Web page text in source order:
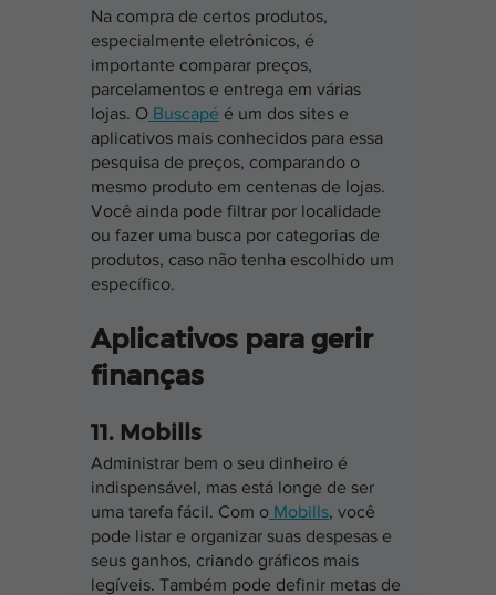
Na compra de certos produtos,
especialmente eletrônicos, é
importante comparar preços,
parcelamentos e entrega em várias
lojas. O Buscapé é um dos sites e
aplicativos mais conhecidos para essa
pesquisa de preços, comparando o
mesmo produto em centenas de lojas.
Você ainda pode filtrar por localidade
ou fazer uma busca por categorias de
produtos, caso não tenha escolhido um
específico.
Aplicativos para gerir
finanças
11. Mobills
Administrar bem o seu dinheiro é
indispensável, mas está longe de ser
uma tarefa fácil. Com o Mobills, você
pode listar e organizar suas despesas e
seus ganhos, criando gráficos mais
legíveis. Também pode definir metas de